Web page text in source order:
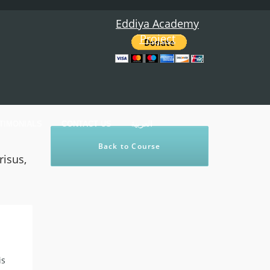
Eddiya Academy
Project
CONTACT US العربية
Back to Course